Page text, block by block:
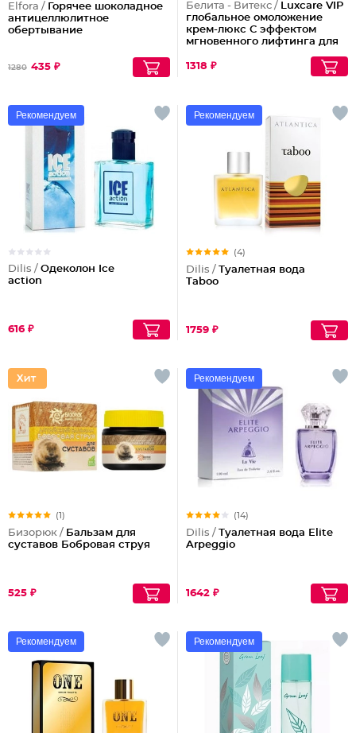
Elfora / Горячее шоколадное
антицеллюлитное
обертывание
1280 435 ₽
Белита - Витекс / Luxcare VIP
глобальное омоложение
крем-люкс С эффектом
мгновенного лифтинга для
1318 ₽
Рекомендуем
Dilis / Одеколон Ice
action
616 ₽
Рекомендуем
(4)
Dilis / Туалетная вода
Taboo
1759 ₽
(1)
Бизорюк / Бальзам для
суставов Бобровая струя
525 ₽
Рекомендуем
(14)
Dilis / Туалетная вода Elite
Arpeggio
1642 ₽
Рекомендуем Рекомендуем